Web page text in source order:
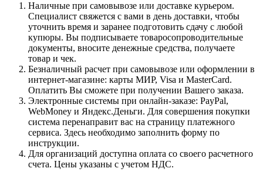
Наличные при самовывозе или доставке курьером.
Специалист свяжется с вами в день доставки, чтобы
уточнить время и заранее подготовить сдачу с любой
купюры. Вы подписываете товаросопроводительные
документы, вносите денежные средства, получаете
товар и чек.
Безналичный расчет при самовывозе или оформлении в
интернет-магазине: карты МИР, Visa и MasterCard.
Оплатить Вы сможете при получении Вашего заказа.
Электронные системы при онлайн-заказе: PayPal,
WebMoney и Яндекс.Деньги. Для совершения покупки
система перенаправит вас на страницу платежного
сервиса. Здесь необходимо заполнить форму по
инструкции.
Для организаций доступна оплата со своего расчетного
счета. Цены указаны с учетом НДС.